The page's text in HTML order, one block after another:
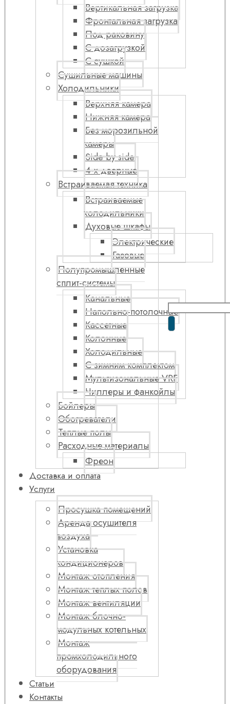
Вертикальная загрузка
Фронтальная загрузка
Под раковину
С дозагрузкой
С сушкой
Сушильные машины
Холодильники
Верхняя камера
Нижняя камера
Без морозильной
камеры
Side by side
4-х дверные
Встраиваемая техника
Встраиваемые
холодильники
Духовые шкафы
Электрические
Газовые
Полупромышленные
сплит-системы
Канальные
Напольно-потолочные
Кассетные
Колонные
Холодильные
С зимним комплектом
Мультизональные VRF
Чиллеры и фанкойлы
Бойлеры
Обогреватели
Теплые полы
Расходные материалы
Фреон
Доставка и оплата
Услуги
Просушка помещений
Аренда осушителя
воздуха
Установка
кондиционеров
Монтаж отопления
Монтаж теплых полов
Монтаж вентиляции
Монтаж блочно-
модульных котельных
Монтаж
промхолодильного
оборудования
Статьи
Контакты